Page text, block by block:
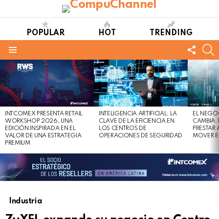
POPULAR HOT TRENDING
US
LATEST
STORIES
INTCOMEX PRESENTA RETAIL
WORKSHOP 2026, UNA
EDICIÓN INSPIRADA EN EL
VALOR DE UNA ESTRATEGIA
PREMIUM
INTELIGENCIA ARTIFICIAL: LA
CLAVE DE LA EFICIENCIA EN
LOS CENTROS DE
OPERACIONES DE SEGURIDAD
EL
CAMBIA:
MOVER
Industria